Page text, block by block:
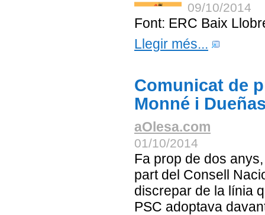
09/10/2014
Font: ERC Baix
Llegir més...
Comunicat de
Monné i
aOlesa.com
01/10/2014
Fa prop de dos
part del Consell
discrepar de la línia
PSC adoptava